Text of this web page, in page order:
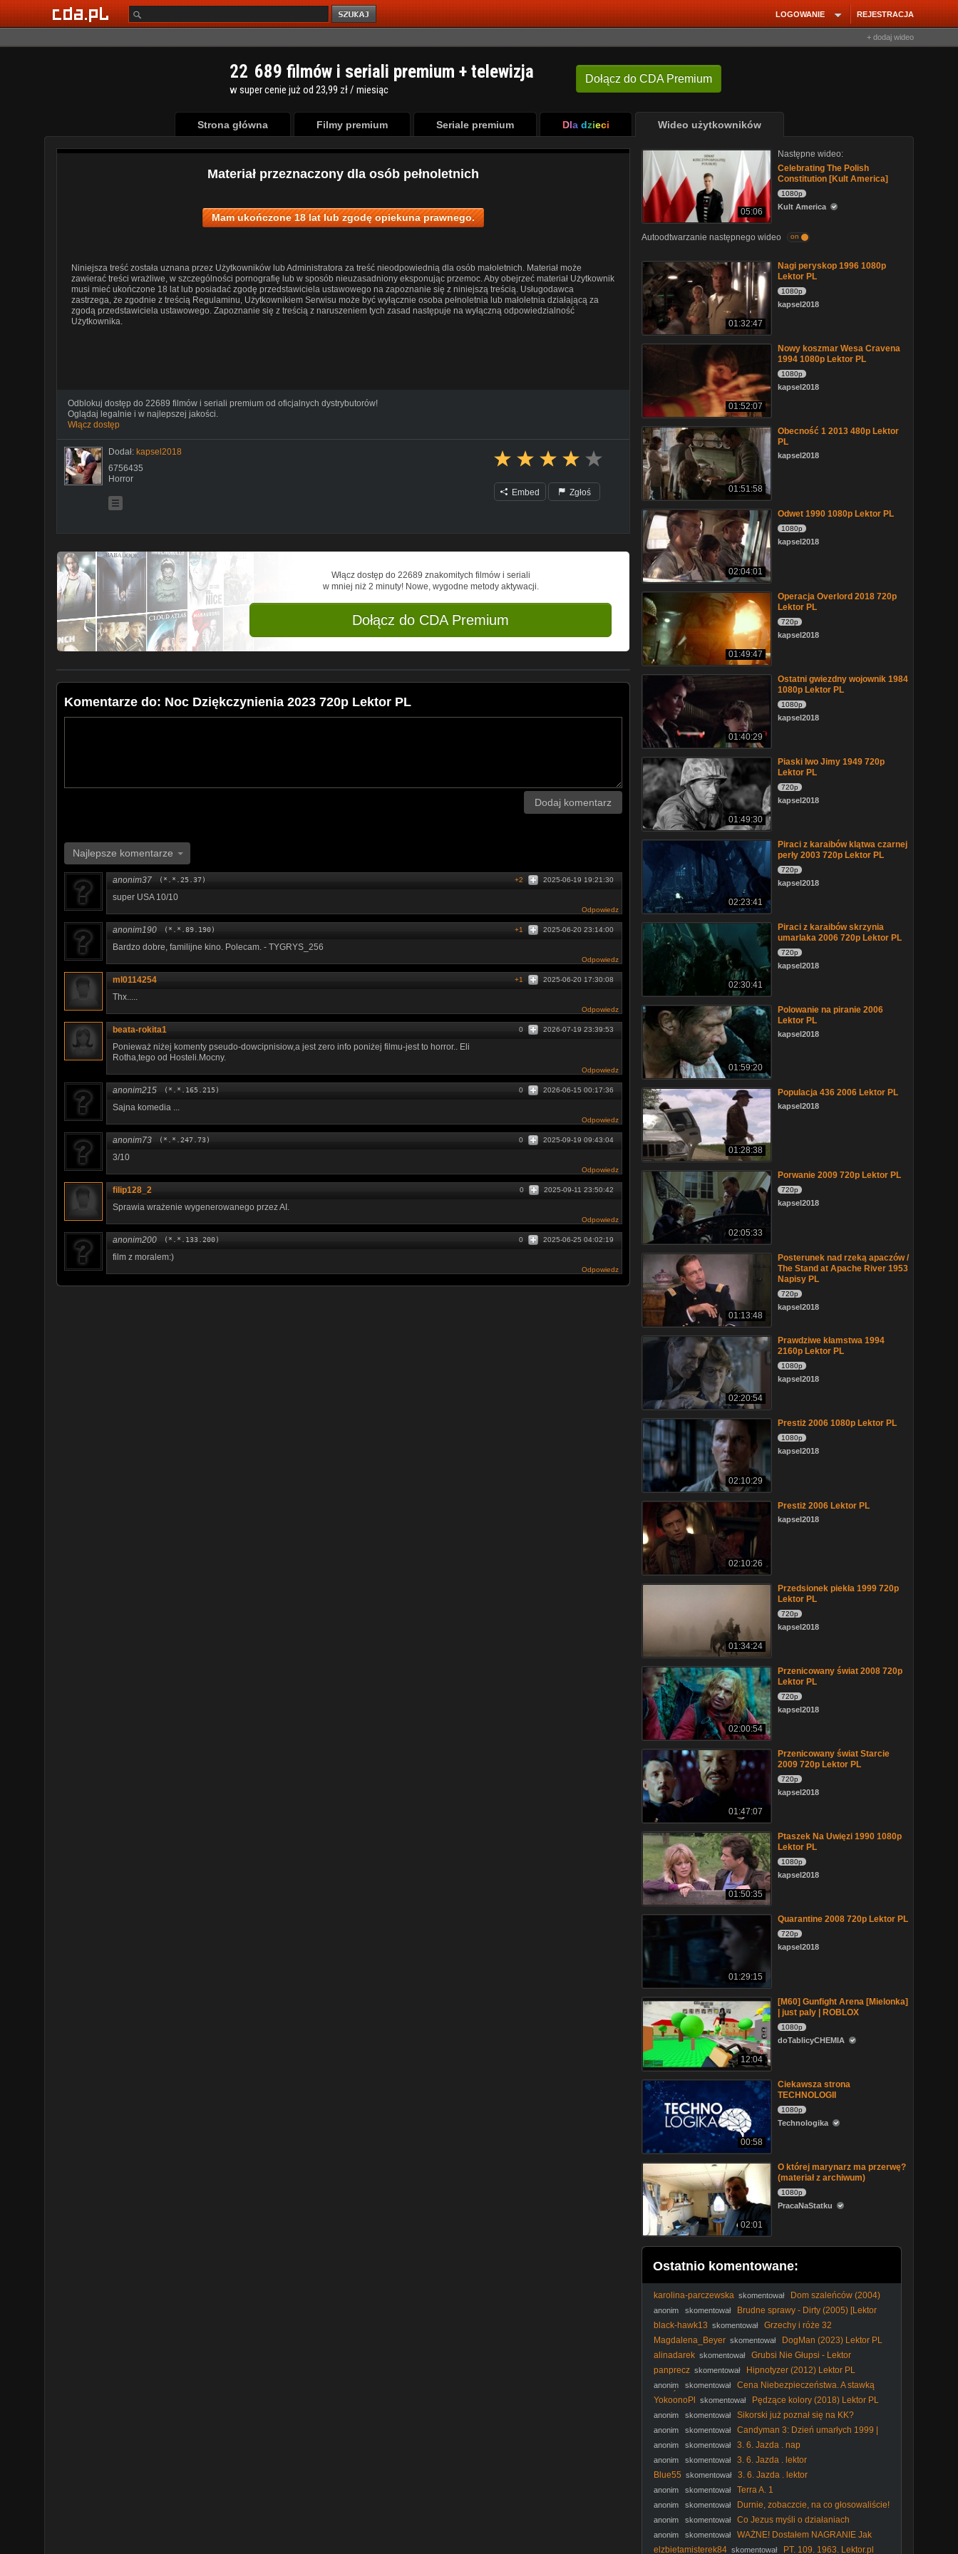
REJESTRACJA
LOGOWANIE
+ dodaj wideo
Dołącz do CDA Premium
22 689 filmów i seriali premium + telewizja
w super cenie już od 23,99 zł / miesiąc
Strona główna Filmy premium Seriale premium Dla dzieci Wideo użytkowników
Materiał przeznaczony dla osób pełnoletnich
Mam ukończone 18 lat lub zgodę opiekuna prawnego.
Niniejsza treść została uznana przez Użytkowników lub Administratora za treść nieodpowiednią dla osób małoletnich. Materiał może
zawierać treści wrażliwe, w szczególności pornografię lub w sposób nieuzasadniony eksponując przemoc. Aby obejrzeć materiał Użytkownik
musi mieć ukończone 18 lat lub posiadać zgodę przedstawiciela ustawowego na zapoznanie się z niniejszą treścią. Usługodawca
zastrzega, że zgodnie z treścią Regulaminu, Użytkownikiem Serwisu może być wyłącznie osoba pełnoletnia lub małoletnia działającą za
zgodą przedstawiciela ustawowego. Zapoznanie się z treścią z naruszeniem tych zasad następuje na wyłączną odpowiedzialność
Użytkownika.
Odblokuj dostęp do 22689 filmów i seriali premium od oficjalnych dystrybutorów!
Oglądaj legalnie i w najlepszej jakości.
Włącz dostęp
Dodał: kapsel2018
6756435
Horror
Embed
Zgłoś
Włącz dostęp do 22689 znakomitych filmów i seriali
w mniej niż 2 minuty! Nowe, wygodne metody aktywacji.
Dołącz do CDA Premium
Komentarze do: Noc Dziękczynienia 2023 720p Lektor PL
Dodaj komentarz
Najlepsze komentarze
anonim37 (*.*.25.37) 2025-06-19 19:21:30
+2
super USA 10/10
Odpowiedz
anonim190 (*.*.89.190) 2025-06-20 23:14:00
+1
Bardzo dobre, familijne kino. Polecam. - TYGRYS_256
Odpowiedz
ml0114254 2025-06-20 17:30:08
+1
Thx.....
Odpowiedz
beata-rokita1 2026-07-19 23:39:53
0
Ponieważ niżej komenty pseudo-dowcipnisiow,a jest zero info poniżej filmu-jest to horror.. Eli
Rotha,tego od Hosteli.Mocny.
Odpowiedz
anonim215 (*.*.165.215) 2026-06-15 00:17:36
0
Sajna komedia ...
Odpowiedz
anonim73 (*.*.247.73) 2025-09-19 09:43:04
0
3/10
Odpowiedz
filip128_2 2025-09-11 23:50:42
0
Sprawia wrażenie wygenerowanego przez AI.
Odpowiedz
anonim200 (*.*.133.200) 2025-06-25 04:02:19
0
film z moralem:)
Odpowiedz
05:06
Następne wideo:
Celebrating The Polish
Constitution [Kult America]
1080p
Kult America
Autoodtwarzanie następnego wideo on
01:32:47
Nagi peryskop 1996 1080p
Lektor PL
1080p
kapsel2018
01:52:07
Nowy koszmar Wesa Cravena
1994 1080p Lektor PL
1080p
kapsel2018
01:51:58
Obecność 1 2013 480p Lektor
PL
kapsel2018
02:04:01
Odwet 1990 1080p Lektor PL
1080p
kapsel2018
01:49:47
Operacja Overlord 2018 720p
Lektor PL
720p
kapsel2018
01:40:29
Ostatni gwiezdny wojownik 1984
1080p Lektor PL
1080p
kapsel2018
01:49:30
Piaski Iwo Jimy 1949 720p
Lektor PL
720p
kapsel2018
02:23:41
Piraci z karaibów klątwa czarnej
perły 2003 720p Lektor PL
720p
kapsel2018
02:30:41
Piraci z karaibów skrzynia
umarlaka 2006 720p Lektor PL
720p
kapsel2018
01:59:20
Polowanie na piranie 2006
Lektor PL
kapsel2018
01:28:38
Populacja 436 2006 Lektor PL
kapsel2018
02:05:33
Porwanie 2009 720p Lektor PL
720p
kapsel2018
01:13:48
Posterunek nad rzeką apaczów /
The Stand at Apache River 1953
Napisy PL
720p
kapsel2018
02:20:54
Prawdziwe kłamstwa 1994
2160p Lektor PL
1080p
kapsel2018
02:10:29
Prestiż 2006 1080p Lektor PL
1080p
kapsel2018
02:10:26
Prestiż 2006 Lektor PL
kapsel2018
01:34:24
Przedsionek piekła 1999 720p
Lektor PL
720p
kapsel2018
02:00:54
Przenicowany świat 2008 720p
Lektor PL
720p
kapsel2018
01:47:07
Przenicowany świat Starcie
2009 720p Lektor PL
720p
kapsel2018
01:50:35
Ptaszek Na Uwięzi 1990 1080p
Lektor PL
1080p
kapsel2018
01:29:15
Quarantine 2008 720p Lektor PL
720p
kapsel2018
12:04
[M60] Gunfight Arena [Mielonka]
| just paly | ROBLOX
1080p
doTablicyCHEMIA
00:58
Ciekawsza strona
TECHNOLOGII
1080p
Technologika
02:01
O której marynarz ma przerwę?
(materiał z archiwum)
1080p
PracaNaStatku
Ostatnio komentowane:
karolina-parczewska skomentował
Dom szaleńców (2004)
Lektor PL
anonim skomentował
Brudne sprawy - Dirty (2005) [Lektor
PL]
black-hawk13 skomentował
Grzechy i róże 32
Magdalena_Beyer skomentował
DogMan (2023) Lektor PL
alinadarek skomentował
Grubsi Nie Głupsi - Lektor
panprecz skomentował Hipnotyzer (2012) Lektor PL
anonim skomentował
Cena Niebezpieczeństwa. A stawką
Jest Śmierc Uciekinier Francja JugosławiaVID-
YokoonoPl skomentował Pędzące kolory (2018) Lektor PL
anonim skomentował
Sikorski już poznał się na KK?
#Sikorski #kler #elita #polityka #KK #katolicyzm #kościół
anonim skomentował
Candyman 3: Dzień umarłych 1999 |
Lektor PL | HQ
anonim skomentował 3. 6. Jazda . nap
anonim skomentował
3. 6. Jazda . lektor
Blue55 skomentował 3. 6. Jazda . lektor
anonim skomentował Terra A. 1
anonim skomentował
Durnie, zobaczcie, na co głosowaliście!
#Nawrocki #Batyr #protestanci #wybory2025 #polityka
anonim skomentował
Co Jezus myśli o działaniach
Nawrockiego? #PomyślDziś odc. 2647
anonim skomentował
WAŻNE! Dostałem NAGRANIE Jak
Ukraiński Dowódca PIERZE Pieniądze z NASZEJ POMOCY
elzbietamisterek84 skomentował PT. 109. 1963. Lektor.pl